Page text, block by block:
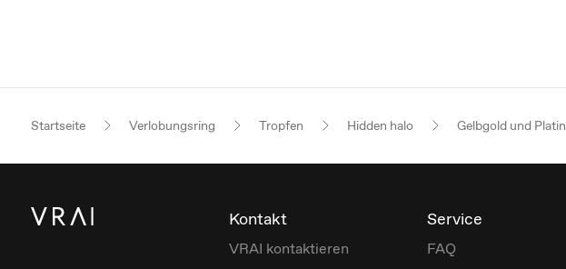
Startseite Verlobungsring Tropfen Hidden halo Gelbgold und Platin
Kontakt
VRAI kontaktieren
Service
FAQ